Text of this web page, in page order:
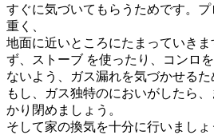
すぐに気づいてもらうためです。
重く、
地面に近いところにたまっていき
ず、ストーブ を使ったり、コンロ
ないよう、ガス漏れを気づかせるた
もし、ガス独特のにおいがしたら
かり閉めましょう。
そして家の換気を十分に行いまし